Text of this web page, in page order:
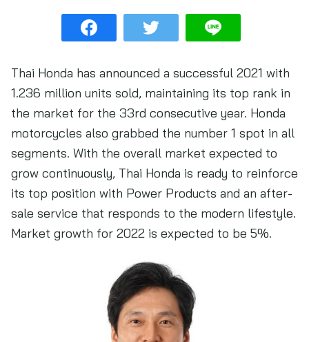
Thai Honda has announced a successful 2021 with
1.236 million units sold, maintaining its top rank in
the market for the 33rd consecutive year. Honda
motorcycles also grabbed the number 1 spot in all
segments. With the overall market expected to
grow continuously, Thai Honda is ready to reinforce
its top position with Power Products and an after-
sale service that responds to the modern lifestyle.
Market growth for 2022 is expected to be 5%.